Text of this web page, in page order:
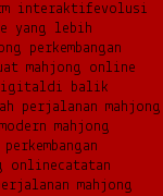
interaktifevolusi
yang lebih
perkembangan
mahjong online
di balik
perjalanan mahjong
mahjong
onlinecatatan
mahjong